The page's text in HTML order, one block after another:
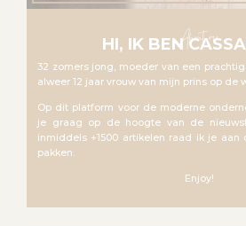
About me
HI, IK BEN
32 zomers jong, moeder van een
alweer 12 jaar vrouw van mijn prins op de
Op dit platform voor de moderne
je graag op de hoogte van de
inmiddels +1500 artikelen raad ik je
pakken.
Enjoy!